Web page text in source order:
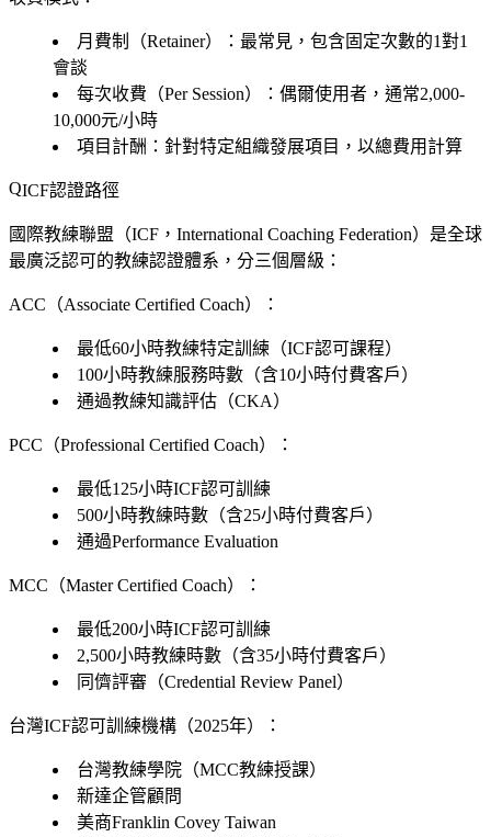
月費制（Retainer）：最常見，包含固定次數的1對1
會談
每次收費（Per Session）：偶爾使用者，通常2,000-
10,000元/小時
項目計酬：針對特定組織發展項目，以總費用計算
ICF認證路徑
國際教練聯盟（ICF，International Coaching Federation）是全球
最廣泛認可的教練認證體系，分三個層級：
ACC（Associate Certified Coach）：
最低60小時教練特定訓練（ICF認可課程）
100小時教練服務時數（含10小時付費客戶）
通過教練知識評估（CKA）
PCC（Professional Certified Coach）：
最低125小時ICF認可訓練
500小時教練時數（含25小時付費客戶）
通過Performance Evaluation
MCC（Master Certified Coach）：
最低200小時ICF認可訓練
2,500小時教練時數（含35小時付費客戶）
同儕評審（Credential Review Panel）
台灣ICF認可訓練機構（2025年）：
台灣教練學院（MCC教練授課）
新達企管顧問
美商Franklin Covey Taiwan